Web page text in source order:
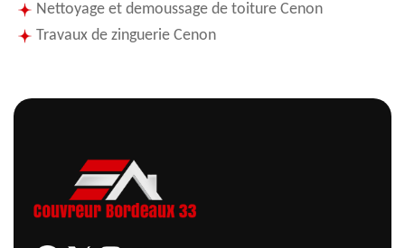
Nettoyage et demoussage de toiture Cenon
Travaux de zinguerie Cenon